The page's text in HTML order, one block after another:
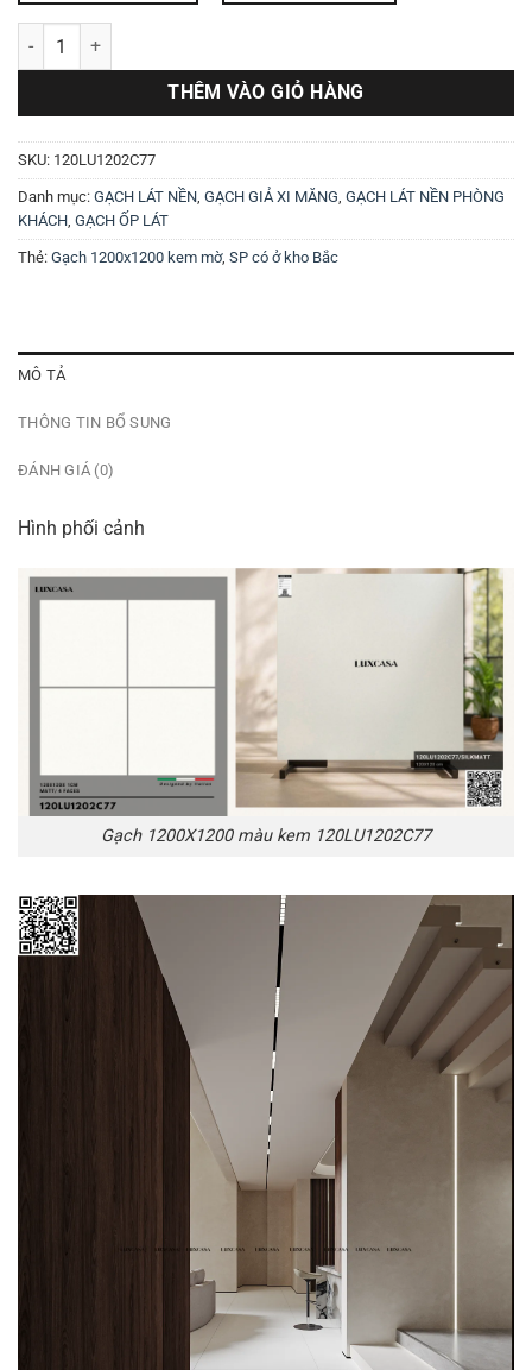
Gạch 1200X1200 màu kem 120LU1202C77 số lượng
THÊM VÀO GIỎ HÀNG
SKU: 120LU1202C77
Danh mục: GẠCH LÁT NỀN, GẠCH GIẢ XI MĂNG, GẠCH LÁT NỀN PHÒNG
KHÁCH, GẠCH ỐP LÁT
Thẻ: Gạch 1200x1200 kem mờ, SP có ở kho Bắc
MÔ TẢ
THÔNG TIN BỔ SUNG
ĐÁNH GIÁ (0)
Hình phối cảnh
Gạch 1200X1200 màu kem 120LU1202C77